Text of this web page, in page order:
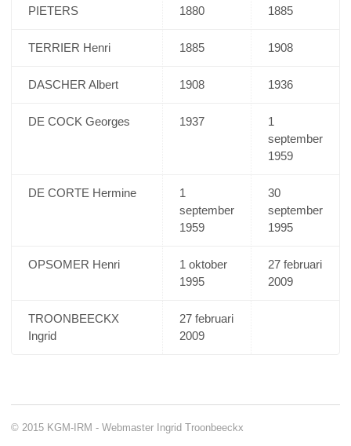
PIETERS 1880 1885
TERRIER Henri 1885 1908
DASCHER Albert 1908 1936
DE COCK Georges 1937
1
september
1959
DE CORTE Hermine
1
september
1959
30
september
1995
OPSOMER Henri
1 oktober
1995
27 februari
2009
TROONBEECKX
Ingrid
27 februari
2009
© 2015 KGM-IRM - Webmaster Ingrid Troonbeeckx